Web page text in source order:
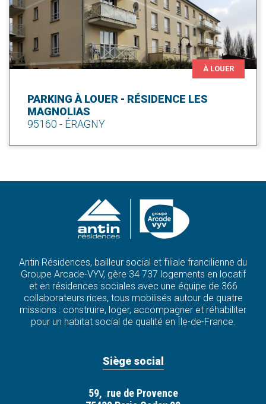
À LOUER
PARKING À LOUER - RÉSIDENCE LES
MAGNOLIAS
95160 - ÉRAGNY
Antin Résidences, bailleur social et filiale francilienne du
Groupe Arcade-VYV, gère 34 737 logements en locatif
et en résidences sociales avec une équipe de 366
collaborateurs·rices, tous mobilisés autour de quatre
missions : construire, loger, accompagner et réhabiliter
pour un habitat social de qualité en Île-de-France.
Siège social
59, rue de Provence